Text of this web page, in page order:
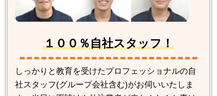
１００％自社スタッフ！
しっかりと教育を受けたプロフェッショナルの自
社スタッフ(グループ会社含む)がお伺いいたしま